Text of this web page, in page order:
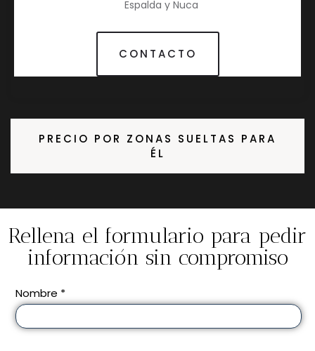
Espalda y Nuca
CONTACTO
PRECIO POR ZONAS SUELTAS PARA
ÉL
Rellena el formulario para pedir
información sin compromiso
Nombre *